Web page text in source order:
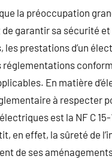
la préoccupation
de garantir sa sécurité
les prestations d’un
réglementations
En matière
à respecter
est la NF C
en effet, la sûreté de
de ses